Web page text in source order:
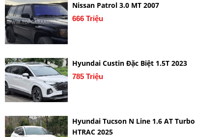
Nissan Patrol 3.0 MT 2007
666 Triệu
Hyundai Custin Đặc Biệt 1.5T 2023
785 Triệu
Hyundai Tucson N Line 1.6 AT Turbo
HTRAC 2025